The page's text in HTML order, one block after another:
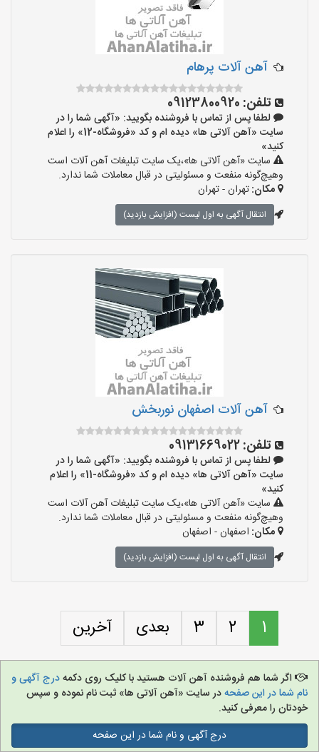
آهن آلات پرهام
تلفن: 09123800920
لطفا پس از تماس با فروشنده بگویید: «آگهی شما را در
سایت «آهن آلاتی ها» دیده ام و کد «فروشگاه-12» را اعلام
کنید»
سایت «آهن آلاتی ها»،یک سایت تبلیغات آهن آلات است
وهیچ‌گونه منفعت و مسئولیتی در قبال معاملات شما ندارد.
مکان:تهران - تهران
انتقال آگهی به اول لیست (افزایش بازدید)
آهن آلات اصفهان نوربخش
تلفن:09131669022
لطفا پس از تماس با فروشنده بگویید: «آگهی شما را در
سایت «آهن آلاتی ها» دیده ام و کد «فروشگاه-11» را اعلام
کنید»
سایت «آهن آلاتی ها»،یک سایت تبلیغات آهن آلات است
وهیچ‌گونه منفعت و مسئولیتی در قبال معاملات شما ندارد.
مکان: اصفهان - اصفهان
انتقال آگهی به اول لیست (افزایش بازدید)
1
2
3 بعدی آخرین
اگر شما هم فروشنده آهن آلات هستید با کلیک روی دکمهدرج آگهی و
نام شما در این صفحهدر سایت «آهن آلاتی ها» ثبت نام نموده و سپس
خودتان را معرفی کنید.
درج آگهی و نام شما در این صفحه